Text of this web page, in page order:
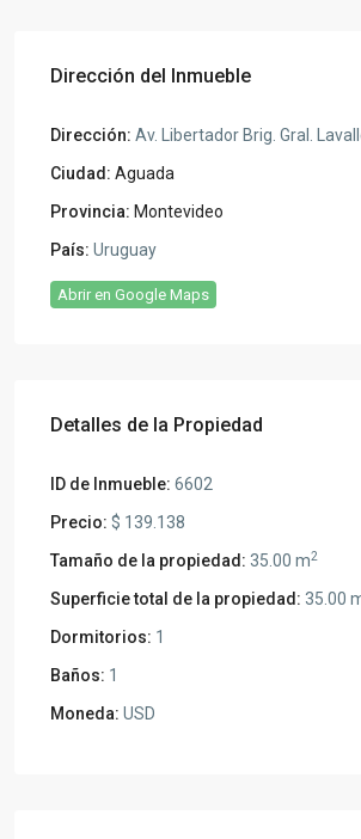
Dirección del Inmueble
Dirección: Av. Libertador Brig. Gral.
Ciudad: Aguada
Provincia: Montevideo
País: Uruguay
Abrir en Google Maps
Detalles de la Propiedad
ID de Inmueble: 6602
Precio: $ 139.138
Tamaño de la propiedad: 35.00 m2
Superficie total de la propiedad: 35.00
Dormitorios: 1
Baños: 1
Moneda: USD